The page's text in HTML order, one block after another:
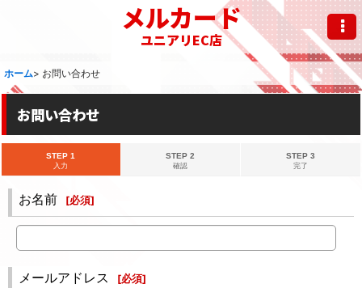
メルカード
ユニアリEC店
ホーム> お問い合わせ
お問い合わせ
STEP 1
入力
STEP 2
確認
STEP 3
完了
お名前 [必須]
メールアドレス [必須]